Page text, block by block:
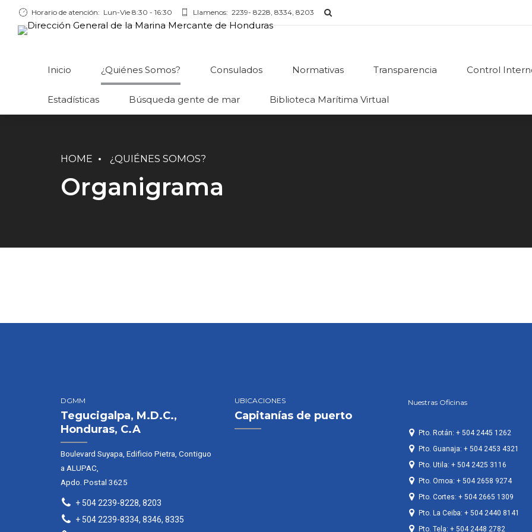
Horario de atención: Lun-Vie 8:30 - 16:30 Llamenos: 2239- 8228, 8334, 8203
Inicio ¿Quiénes Somos? Consulados Normativas Transparencia Control
Estadísticas Búsqueda gente de mar Biblioteca Marítima Virtual
HOME ¿QUIÉNES SOMOS?
Organigrama
DGMM
Tegucigalpa, M.D.C.,
Honduras, C.A
Boulevard Suyapa, Edificio Pietra, Contiguo
a ALUPAC,
Apdo. Postal 3625
+ 504 2239-8228, 8203
+ 504 2239-8334, 8346, 8335
UBICACIONES
Capitanías de puerto
Nuestras Oficinas
Pto. Rotán: + 504 2445 1262
Pto. Guanaja: + 504 2453 4321
Pto. Utila: + 504 2425 3116
Pto. Omoa: + 504 2658 9274
Pto. Cortes: + 504 2665 1309
Pto. La Ceiba: + 504 2440 8141
Pto. Tela: + 504 2448 2782